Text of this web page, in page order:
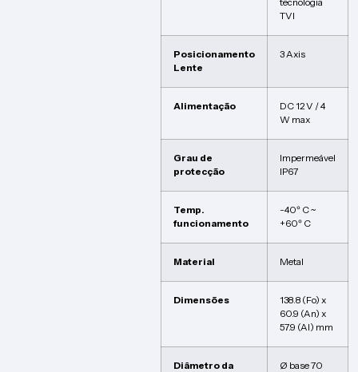
TVI
Posicionamento
Lente
3 Axis
Alimentação
DC 12 V / 4
W max
Grau de
protecção
Impermeável
IP67
Temp.
funcionamento
-40º C ~
+60º C
Material Metal
Dimensões
138.8 (Fo) x
60.9 (An) x
57.9 (Al) mm
Diâmetro da
Ø base 70